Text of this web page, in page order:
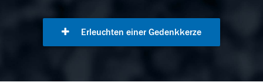
Erleuchten einer Gedenkkerze